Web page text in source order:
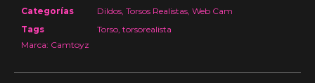
Categorías
Dildos, Torsos Realistas, Web Cam
Tags
Torso, torsorealista
Marca: Camtoyz